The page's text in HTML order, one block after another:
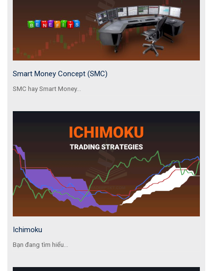
Smart Money Concept (SMC)
SMC hay Smart Money...
Ichimoku
Bạn đang tìm hiểu...